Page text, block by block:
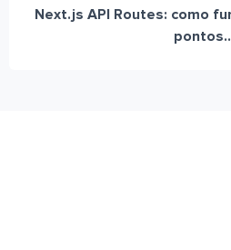
Next.js API Routes: como